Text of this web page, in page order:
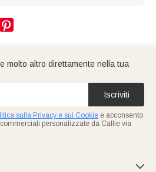

molto altro direttamente nella tua
Iscriviti
sulla Privacy e sui Cookie e acconsento
personalizzate da Callie via
